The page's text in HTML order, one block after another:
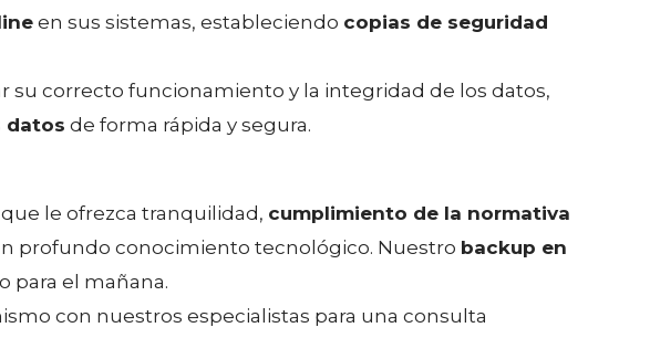
en sus sistemas, estableciendo copias de seguridad
su correcto funcionamiento y la integridad de los datos,
datos de forma rápida y segura.
que le ofrezca tranquilidad, cumplimiento de la normativa
profundo conocimiento tecnológico. Nuestro backup en
para el mañana.
con nuestros especialistas para una consulta